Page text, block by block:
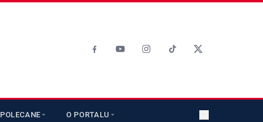
POLECANE O PORTALU